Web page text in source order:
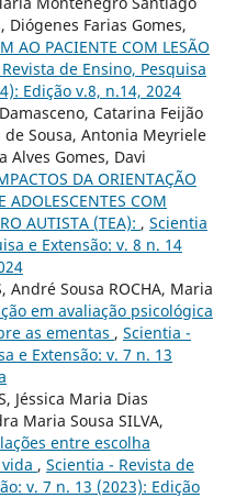
Diógenes Farias Gomes,
AO PACIENTE COM LESÃO
de Ensino, Pesquisa
Edição v.8, n.14, 2024
Catarina Feijão
Sousa, Antonia Meyriele
Alves Gomes, Davi
DA ORIENTAÇÃO
ADOLESCENTES COM
AUTISTA (TEA): , Scientia
e Extensão: v. 8 n. 14
André Sousa ROCHA, Maria
em avaliação psicológica
as ementas , Scientia -
e Extensão: v. 7 n. 13
Jéssica Maria Dias
Maria Sousa SILVA,
entre escolha
, Scientia - Revista de
v. 7 n. 13 (2023): Edição